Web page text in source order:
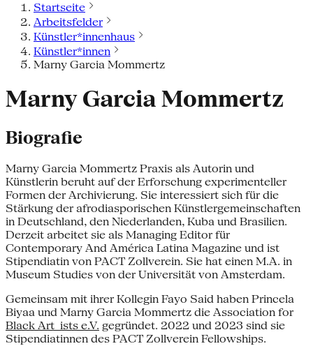
Startseite
Arbeitsfelder
Künstler*innenhaus
Künstler*innen
Marny Garcia Mommertz
Marny Garcia Mommertz
Biografie
Marny Garcia Mommertz Praxis als Autorin und
Künstlerin beruht auf der Erforschung experimenteller
Formen der Archivierung. Sie interessiert sich für die
Stärkung der afrodiasporischen Künstlergemeinschaften
in Deutschland, den Niederlanden, Kuba und Brasilien.
Derzeit arbeitet sie als Managing Editor für
Contemporary And América Latina Magazine und ist
Stipendiatin von PACT Zollverein. Sie hat einen M.A. in
Museum Studies von der Universität von Amsterdam.
Gemeinsam mit ihrer Kollegin Fayo Said haben Princela
Biyaa und Marny Garcia Mommertz die Association for
Black Art_ists e.V. gegründet. 2022 und 2023 sind sie
Stipendiatinnen des PACT Zollverein Fellowships.